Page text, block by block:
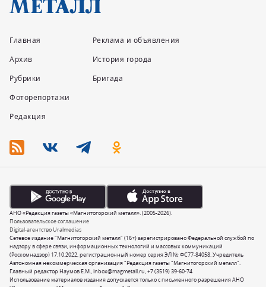
Главная
Архив
Рубрики
Фоторепортажи
Редакция
Реклама и объявления
История города
Бригада
Сетевое издание "Магнитогорский металл" (16+) зарегистрировано Федеральной службой по
надзору в сфере связи, информационных технологий и массовых коммуникаций
(Роскомнадзор) 17.10.2022, регистрационный номер серия ЭЛ № ФС77-84058. Учредитель
Автономная некоммерческая организация "Редакция газеты "Магнитогорский металл".
Главный редактор Наумов Е.М.,inbox@magmetall.ru,+7 (3519) 39-60-74
Использование материалов издания допускается только с письменного разрешения АНО
Пользовательское соглашение
Digital-агентство Uralmedias
АНО «Редакция газеты «Магнитогорский металл». (2005-2026).